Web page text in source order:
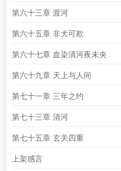
第六十三章 渡河
第六十五章 非犬可欺
第六十七章 血染清河夜未央
第六十九章 天上与人间
第七十一章 三年之约
第七十三章 清河
第七十五章 玄关四重
上架感言